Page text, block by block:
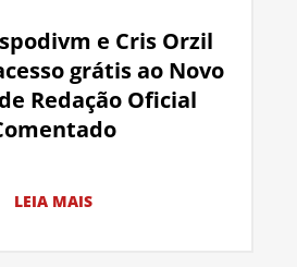
e Cris Orzil
grátis ao Novo
Redação Oficial
LEIA MAIS